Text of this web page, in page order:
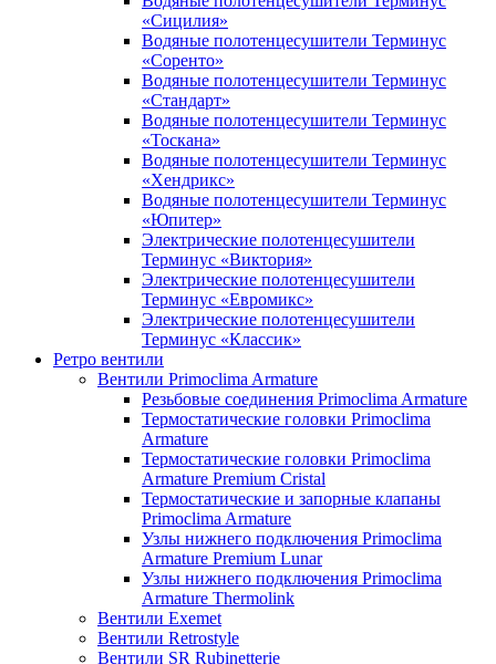
«Сицилия»
Водяные полотенцесушители Терминус
«Соренто»
Водяные полотенцесушители Терминус
«Стандарт»
Водяные полотенцесушители Терминус
«Тоскана»
Водяные полотенцесушители Терминус
«Хендрикс»
Водяные полотенцесушители Терминус
«Юпитер»
Электрические полотенцесушители
Терминус «Виктория»
Электрические полотенцесушители
Терминус «Евромикс»
Электрические полотенцесушители
Терминус «Классик»
Ретро вентили
Вентили Primoclima Armature
Резьбовые соединения Primoclima Armature
Термостатические головки Primoclima
Armature
Термостатические головки Primoclima
Armature Premium Cristal
Термостатические и запорные клапаны
Primoclima Armature
Узлы нижнего подключения Primoclima
Armature Premium Lunar
Узлы нижнего подключения Primoclima
Armature Thermolink
Вентили Exemet
Вентили Retrostyle
Вентили SR Rubinetterie